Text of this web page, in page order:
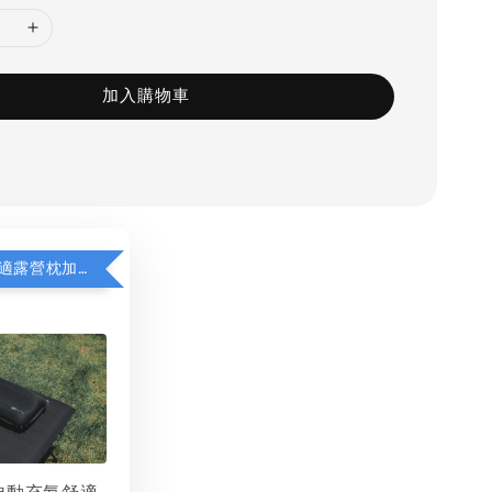
加入購物車
WAQ充氣舒適露營枕加價購